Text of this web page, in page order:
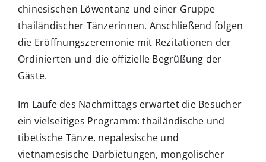
chinesischen Löwentanz und einer Gruppe
thailändischer Tänzerinnen. Anschließend folgen
die Eröffnungszeremonie mit Rezitationen der
Ordinierten und die offizielle Begrüßung der
Gäste.
Im Laufe des Nachmittags erwartet die Besucher
ein vielseitiges Programm: thailändische und
tibetische Tänze, nepalesische und
vietnamesische Darbietungen, mongolischer